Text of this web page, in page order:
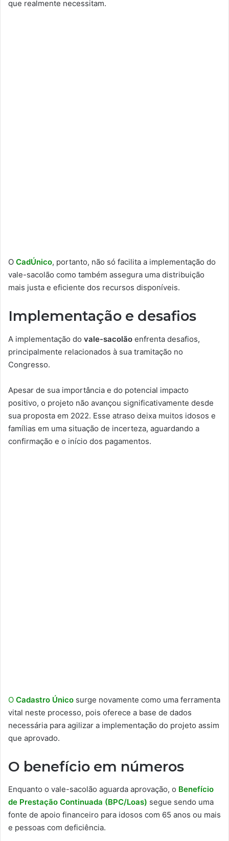
que realmente necessitam.
O CadÚnico, portanto, não só facilita a implementação do
vale-sacolão como também assegura uma distribuição
mais justa e eficiente dos recursos disponíveis.
Implementação e desafios
A implementação do vale-sacolão enfrenta desafios,
principalmente relacionados à sua tramitação no
Congresso.
Apesar de sua importância e do potencial impacto
positivo, o projeto não avançou significativamente desde
sua proposta em 2022. Esse atraso deixa muitos idosos e
famílias em uma situação de incerteza, aguardando a
confirmação e o início dos pagamentos.
O Cadastro Único surge novamente como uma ferramenta
vital neste processo, pois oferece a base de dados
necessária para agilizar a implementação do projeto assim
que aprovado.
O benefício em números
Enquanto o vale-sacolão aguarda aprovação, o Benefício
de Prestação Continuada (BPC/Loas) segue sendo uma
fonte de apoio financeiro para idosos com 65 anos ou mais
e pessoas com deficiência.